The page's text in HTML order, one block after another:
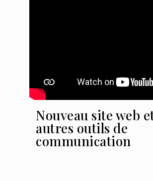
Nouveau site web
autres outils de
communication